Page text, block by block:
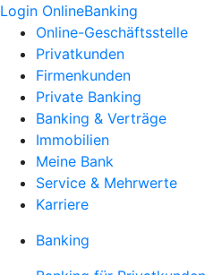
Login OnlineBanking
Online-Geschäftsstelle
Privatkunden
Firmenkunden
Private Banking
Banking & Verträge
Immobilien
Meine Bank
Service & Mehrwerte
Karriere
Banking